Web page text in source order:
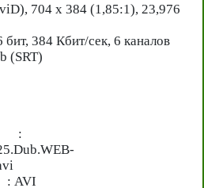
704 x 384 (1,85:1), 23,976
384 Кбит/сек, 6 каналов
(SRT)
: